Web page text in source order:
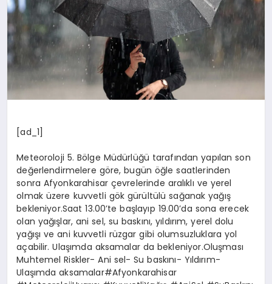
SPOR
YAŞAM
[ad_1]
Meteoroloji 5. Bölge Müdürlüğü tarafından yapılan son
değerlendirmelere göre, bugün öğle saatlerinden
sonra Afyonkarahisar çevrelerinde aralıklı ve yerel
olmak üzere kuvvetli gök gürültülü sağanak yağış
bekleniyor.Saat 13.00’te başlayıp 19.00’da sona erecek
olan yağışlar, ani sel, su baskını, yıldırım, yerel dolu
yağışı ve ani kuvvetli rüzgar gibi olumsuzluklara yol
açabilir. Ulaşımda aksamalar da bekleniyor.Oluşması
Muhtemel Riskler- Ani sel- Su baskını- Yıldırım-
Ulaşımda aksamalar#Afyonkarahisar